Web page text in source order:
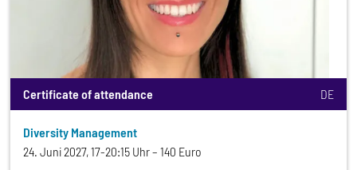
Certificate of attendance DE
Diversity Management
24. Juni 2027, 17-20:15 Uhr
140 Euro